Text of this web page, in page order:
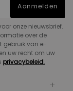
Aanmelden
onze nieuwsbrief.
over de
gebruik van e-
uw recht om uw
privacybeleid.